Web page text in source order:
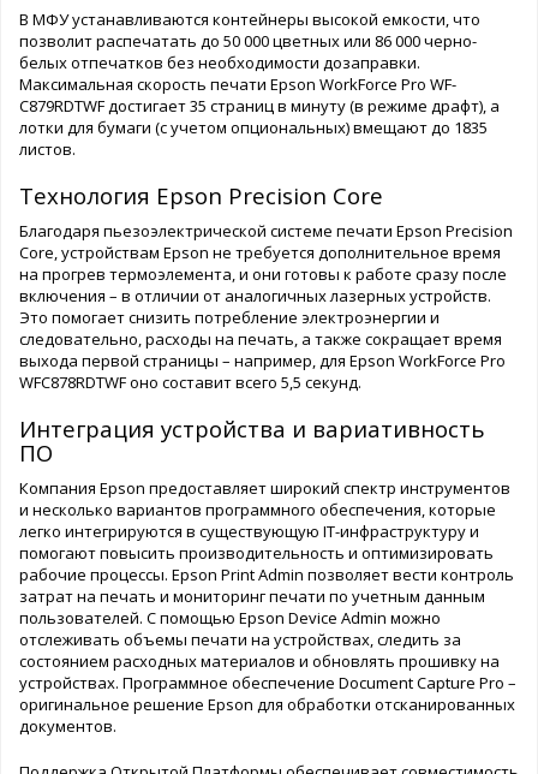
В МФУ устанавливаются контейнеры высокой емкости, что
позволит распечатать до 50 000 цветных или 86 000 черно-
белых отпечатков без необходимости дозаправки.
Максимальная скорость печати Epson WorkForce Pro WF-
C879RDTWF достигает 35 страниц в минуту (в режиме драфт), а
лотки для бумаги (с учетом опциональных) вмещают до 1835
листов.
Технология Epson Precision Core
Благодаря пьезоэлектрической системе печати Epson Precision
Core, устройствам Epson не требуется дополнительное время
на прогрев термоэлемента, и они готовы к работе сразу после
включения – в отличии от аналогичных лазерных устройств.
Это помогает снизить потребление электроэнергии и
следовательно, расходы на печать, а также сокращает время
выхода первой страницы – например, для Epson WorkForce Pro
WFC878RDTWF оно составит всего 5,5 секунд.
Интеграция устройства и вариативность
ПО
Компания Epson предоставляет широкий спектр инструментов
и несколько вариантов программного обеспечения, которые
легко интегрируются в существующую IT-инфраструктуру и
помогают повысить производительность и оптимизировать
рабочие процессы. Epson Print Admin позволяет вести контроль
затрат на печать и мониторинг печати по учетным данным
пользователей. С помощью Epson Device Admin можно
отслеживать объемы печати на устройствах, следить за
состоянием расходных материалов и обновлять прошивку на
устройствах. Программное обеспечение Document Capture Pro –
оригинальное решение Epson для обработки отсканированных
документов.